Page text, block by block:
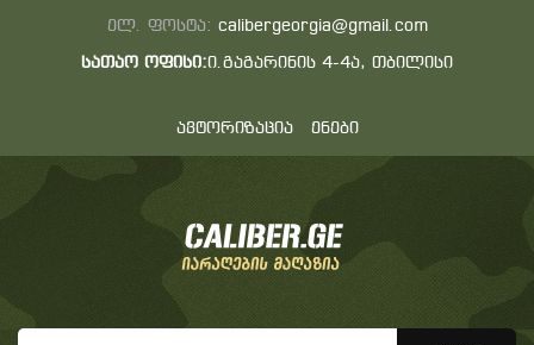
ელ. ფოსტა: calibergeorgia@gmail.com
სათაო ოფისი:ი.გაგარინის 4-4ა, თბილისი
ავტორიზაცია ენები